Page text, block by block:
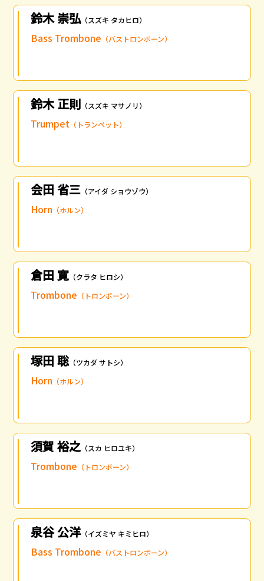
鈴木 崇弘（スズキ タカヒロ）
Bass Trombone （バストロンボーン）
鈴木 正則 （スズキ マサノリ）
Trumpet （トランペット）
会田 省三 （アイダ ショウゾウ）
Horn （ホルン）
倉田 寛 （クラタ ヒロシ）
Trombone （トロンボーン）
塚田 聡 （ツカダ サトシ）
Horn （ホルン）
須賀 裕之（スカ ヒロユキ）
Trombone （トロンボーン）
泉谷 公洋（イズミヤ キミヒロ）
Bass Trombone （バストロンボーン）